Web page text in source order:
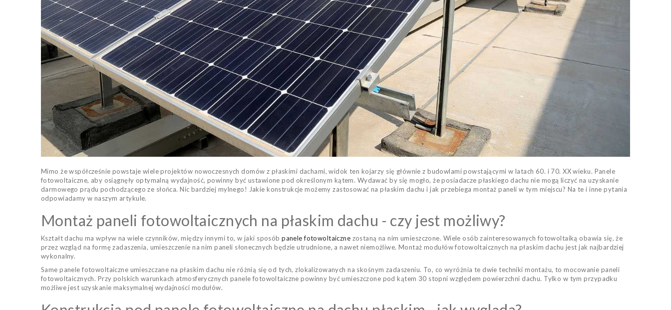
Mimo że współcześnie powstaje wiele projektów nowoczesnych domów z płaskimi dachami, widok ten kojarzy się głównie z budowlami powstającymi w latach 60. i 70. XX wieku. Panele
fotowoltaiczne, aby osiągnęły optymalną wydajność, powinny być ustawione pod określonym kątem. Wydawać by się mogło, że posiadacze płaskiego dachu nie mogą liczyć na uzyskanie
darmowego prądu pochodzącego ze słońca. Nic bardziej mylnego! Jakie konstrukcje możemy zastosować na płaskim dachu i jak przebiega montaż paneli w tym miejscu? Na te i inne pytania
odpowiadamy w naszym artykule.
Montaż paneli fotowoltaicznych na płaskim dachu - czy jest możliwy?
Kształt dachu ma wpływ na wiele czynników, między innymi to, w jaki sposóbpanele fotowoltaiczne zostaną na nim umieszczone. Wiele osób zainteresowanych fotowoltaiką obawia się, że
przez wzgląd na formę zadaszenia, umieszczenie na nim paneli słonecznych będzie utrudnione, a nawet niemożliwe. Montaż modułów fotowoltaicznych na płaskim dachu jest jak najbardziej
wykonalny.
Same panele fotowoltaiczne umieszczane na płaskim dachu nie różnią się od tych, zlokalizowanych na skośnym zadaszeniu. To, co wyróżnia te dwie techniki montażu, to mocowanie paneli
fotowoltaicznych. Przy polskich warunkach atmosferycznych panele fotowoltaiczne powinny być umieszczone pod kątem 30 stopni względem powierzchni dachu. Tylko w tym przypadku
możliwe jest uzyskanie maksymalnej wydajności modułów.